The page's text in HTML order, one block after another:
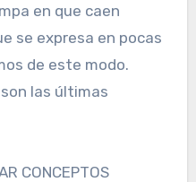
en que caen
se expresa en pocas
de este modo.
las últimas
CONCEPTOS